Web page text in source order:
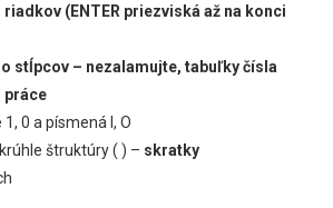
(ENTER priezviská až na konci
stĺpcov – nezalamujte, tabuľky čísla
práce
0 a písmená l, O
štruktúry ( ) – skratky